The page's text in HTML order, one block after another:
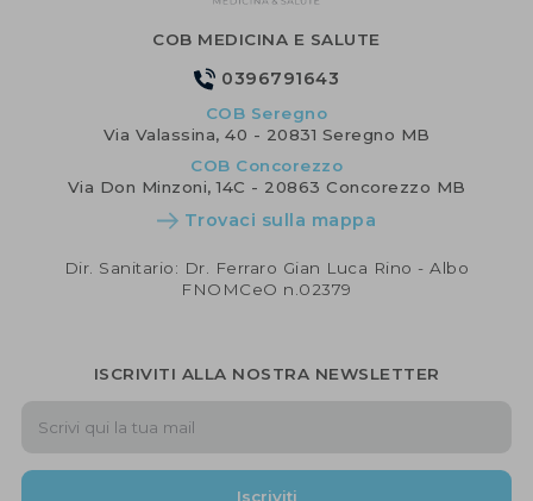
COB MEDICINA E SALUTE
0396791643
COB Seregno
Via Valassina, 40 - 20831 Seregno MB
COB Concorezzo
Via Don Minzoni, 14C - 20863 Concorezzo MB
Trovaci sulla mappa
Dir. Sanitario: Dr. Ferraro Gian Luca Rino - Albo
FNOMCeO n.02379
ISCRIVITI ALLA NOSTRA NEWSLETTER
Iscriviti